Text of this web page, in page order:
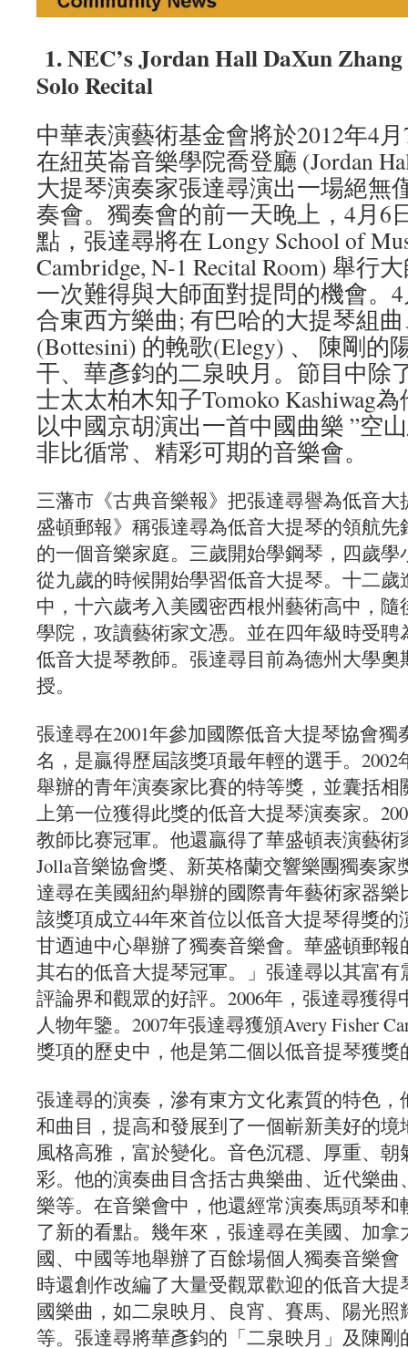
1.NEC’s Jordan Hall DaXun
Solo Recital
中華表演藝術基金會將於2012年4
在紐英崙音樂學院喬登廳 (Jordan
大提琴演奏家張達尋演出一場絕無
奏會。獨奏會的前一天晚上，4月6
點，張達尋將在 Longy School of
Cambridge, N-1 Recital Room) 舉行
一次難得與大師面對提問的機會。
合東西方樂曲; 有巴哈的大提琴組
(Bottesini) 的輓歌(Elegy) 、 陳剛的
干、華彥鈞的二泉映月。節目中除
士太太柏木知子Tomoko Kashiwag
以中國京胡演出一首中國曲樂 ”空
非比循常、精彩可期的音樂會。
三藩市《古典音樂報》把張達尋譽為低音
盛頓郵報》稱張達尋為低音大提琴的領航
的一個音樂家庭。三歲開始學鋼琴，四歲
從九歲的時候開始學習低音大提琴。十二
中，十六歲考入美國密西根州藝術高中，
學院，攻讀藝術家文憑。並在四年級時受
低音大提琴教師。張達尋目前為德州大學
授。
張達尋在2001年參加國際低音大提琴協會
名，是贏得歷屆該獎項最年輕的選手。
舉辦的青年演奏家比賽的特等獎，並囊括
上第一位獲得此獎的低音大提琴演奏家。
教師比赛冠軍。他還贏得了華盛頓表演藝
Jolla音樂協會獎、新英格蘭交響樂團獨奏家
達尋在美國紐約舉辦的國際青年藝術家器
該獎項成立44年來首位以低音大提琴得獎的
甘迺迪中心舉辦了獨奏音樂會。華盛頓郵
其右的低音大提琴冠軍。」張達尋以其富
評論界和觀眾的好評。2006年，張達尋獲
人物年鑒。2007年張達尋獲頒Avery Fisher
獎項的歷史中，他是第二個以低音提琴獲獎
張達尋的演奏，滲有東方文化素質的特色
和曲目，提高和發展到了一個嶄新美好的
風格高雅，富於變化。音色沉穩、厚重、
彩。他的演奏曲目含括古典樂曲、近代樂
樂等。在音樂會中，他還經常演奏馬頭琴
了新的看點。幾年來，張達尋在美國、加
國、中國等地舉辦了百餘場個人獨奏音樂
時還創作改編了大量受觀眾歡迎的低音大
國樂曲，如二泉映月、良宵、賽馬、陽光
等。張達尋將華彥鈞的「二泉映月」及陳